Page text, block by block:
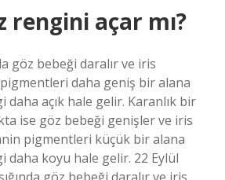
rengini açar mı?
göz bebeği daralır ve iris
daha geniş bir alana
daha açık hale gelir. Karanlık bir
ise göz bebeği genişler ve iris
pigmentleri küçük bir alana
daha koyu hale gelir. 22 Eylül